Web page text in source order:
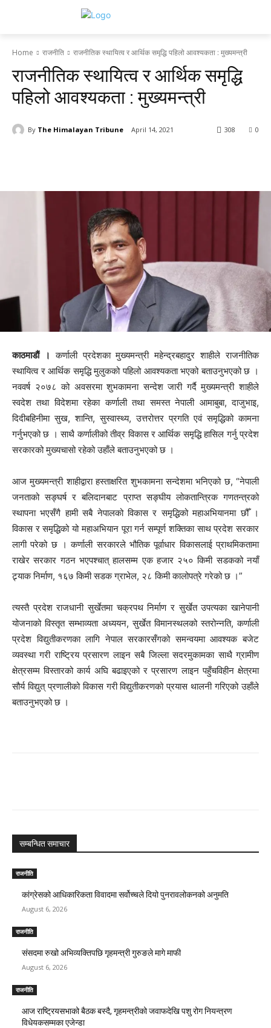
Home राजनीति राजनीतिक स्थायित्व र आर्थिक समृद्धि पहिलो आवश्यकता : मुख्यमन्त्री
राजनीतिक स्थायित्व र आर्थिक समृद्धि
पहिलो आवश्यकता : मुख्यमन्त्री
By The Himalayan Tribune April 14, 2021 0
308
काठमाडाैं । कर्णाली प्रदेशका मुख्यमन्त्री महेन्द्रबहादुर शाहीले राजनीतिक
स्थायित्व र आर्थिक समृद्धि मुलुकको पहिलो आवश्यकता भएको बताउनुभएको छ ।
नववर्ष २०७८ को अवसरमा शुभकामना सन्देश जारी गर्दै मुख्यमन्त्री शाहीले
स्वदेश तथा विदेशमा रहेका कर्णाली तथा समस्त नेपाली आमाबुबा, दाजुभाइ,
दिदीबहिनीमा सुख, शान्ति, सुस्वास्थ्य, उत्तरोत्तर प्रगति एवं समृद्धिको कामना
गर्नुभएको छ । साथै कर्णालीको तीव्र विकास र आर्थिक समृद्धि हासिल गर्नु प्रदेश
सरकारको मुख्यचासो रहेको उहाँले बताउनुभएको छ ।
आज मुख्यमन्त्री शाहीद्वारा हस्ताक्षरित शुभकामना सन्देशमा भनिएको छ, “नेपाली
जनताको सङ्घर्ष र बलिदानबाट प्राप्त सङ्घीय लोकतान्त्रिक गणतन्त्रको
स्थापना भएसँगै हामी सबै नेपालको विकास र समृद्धिको महाअभियानमा छौँ ।
विकास र समृद्धिको यो महाअभियान पूरा गर्न सम्पूर्ण शक्तिका साथ प्रदेश सरकार
लागी परेको छ । कर्णाली सरकारले भौतिक पूर्वाधार विकासलाई प्राथमिकतामा
राखेर सरकार गठन भएपश्चात् हालसम्म एक हजार २५० किमी सडकको नयाँ
ट्र्याक निर्माण, १६७ किमी सडक ग्राभेल, २८ किमी कालोपत्रे गरेको छ ।”
त्यस्तै प्रदेश राजधानी सुर्खेतमा चक्रपथ निर्माण र सुर्खेत उपत्यका खानेपानी
योजनाको विस्तृत सम्भाव्यता अध्ययन, सुर्खेत विमानस्थलको स्तरोन्नति, कर्णाली
प्रदेश विद्युतीकरणका लागि नेपाल सरकारसँगको समन्वयमा आवश्यक बजेट
व्यवस्था गरी राष्ट्रिय प्रसारण लाइन सबै जिल्ला सदरमुकामका साथै ग्रामीण
क्षेत्रसम्म विस्तारको कार्य अघि बढाइएको र प्रसारण लाइन पहुँचविहीन क्षेत्रमा
सौर्य विद्युत् प्रणालीको विकास गरी विद्युतीकरणको प्रयास थालनी गरिएको उहाँले
बताउनुभएको छ ।
सम्बन्धित समाचार
राजनीति
कांग्रेसको आधिकारिकता विवादमा सर्वोच्चले दियो पुनरावलोकनको अनुमति
August 6, 2026
राजनीति
संसदमा रुखो अभिव्यक्तिपछि गृहमन्त्री गुरुङले मागे माफी
August 6, 2026
राजनीति
आज राष्ट्रियसभाको बैठक बस्दै, गृहमन्त्रीको जवाफदेखि पशु रोग नियन्त्रण
विधेयकसम्मका एजेन्डा